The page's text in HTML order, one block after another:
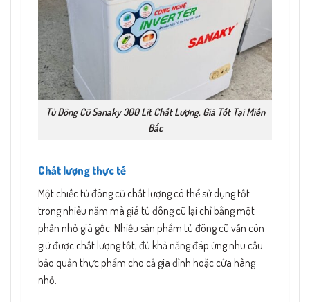
Tủ Đông Cũ Sanaky 300 Lít Chất Lượng, Giá Tốt Tại Miền
Bắc
Chất lượng thực tế
Một chiếc tủ đông cũ chất lượng có thể sử dụng tốt
trong nhiều năm mà giá tủ đông cũ lại chỉ bằng một
phần nhỏ giá gốc. Nhiều sản phẩm tủ đông cũ vẫn còn
giữ được chất lượng tốt, đủ khả năng đáp ứng nhu cầu
bảo quản thực phẩm cho cả gia đình hoặc cửa hàng
nhỏ.